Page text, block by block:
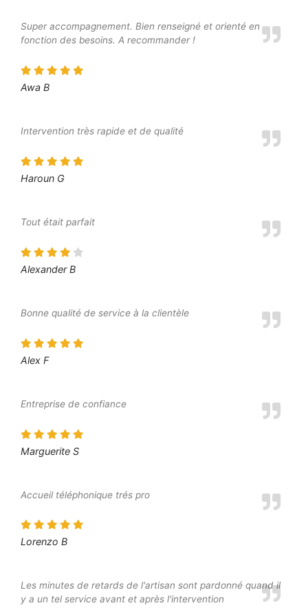
Super accompagnement. Bien renseigné et orienté en
fonction des besoins. A recommander !
Awa B
Intervention très rapide et de qualité
Haroun G
Tout était parfait
Alexander B
Bonne qualité de service à la clientèle
Alex F
Entreprise de confiance
Marguerite S
Accueil téléphonique trés pro
Lorenzo B
Les minutes de retards de l'artisan sont pardonné quand il
y a un tel service avant et après l'intervention